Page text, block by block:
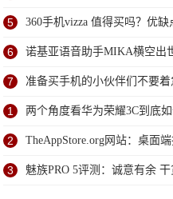
5 360手机vizza 值得买吗？优
6 诺基亚语音助手MIKA横空出
7 准备买手机的小伙伴们不要
机吧
1 两个角度看华为荣耀3C到底
2 TheAppStore.org网站：桌面
3 魅族PRO 5评测：诚意有余